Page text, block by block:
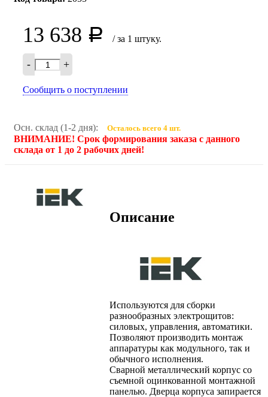
13 638 Р / за 1 штуку.
- +
Сообщить о поступлении
Осн. склад (1-2 дня): Осталось всего 4 шт.
ВНИМАНИЕ! Срок формирования заказа с данного
склада от 1 до 2 рабочих дней!
Описание
Используются для сборки
разнообразных электрощитов:
силовых, управления, автоматики.
Позволяют производить монтаж
аппаратуры как модульного, так и
обычного исполнения.
Сварной металлический корпус со
съемной оцинкованной монтажной
панелью. Дверца корпуса запирается